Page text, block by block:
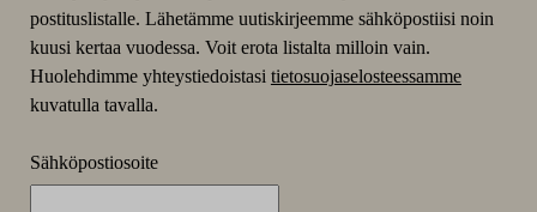
postituslistalle. Lähetämme uutiskirjeemme sähköpostiisi noin
kuusi kertaa vuodessa. Voit erota listalta milloin vain.
Huolehdimme yhteystiedoistasi tietosuojaselosteessamme
kuvatulla tavalla.
Sähköpostiosoite